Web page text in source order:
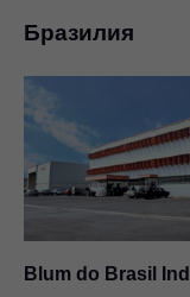
Бразилия
Blum do Brasil